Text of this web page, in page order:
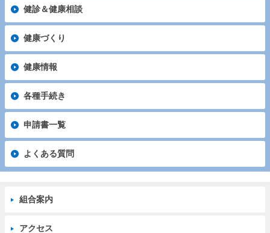
健診＆健康相談
健康づくり
健康情報
各種手続き
申請書一覧
よくある質問
組合案内
アクセス